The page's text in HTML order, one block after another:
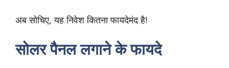
अब सोचिए, यह निवेश कितना फायदेमंद है!
सोलर पैनल लगाने के फायदे